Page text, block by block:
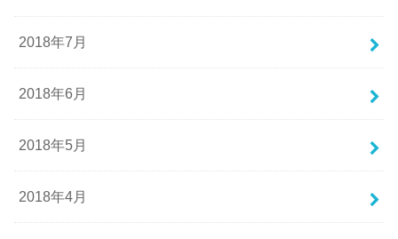
2018年7月
2018年6月
2018年5月
2018年4月